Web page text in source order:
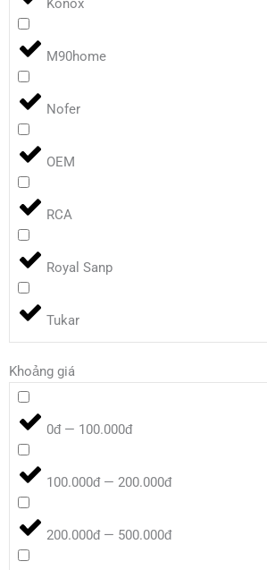
Konox
M90home
Nofer
OEM
RCA
Royal Sanp
Tukar
Khoảng giá
0đ — 100.000đ
100.000đ — 200.000đ
200.000đ — 500.000đ